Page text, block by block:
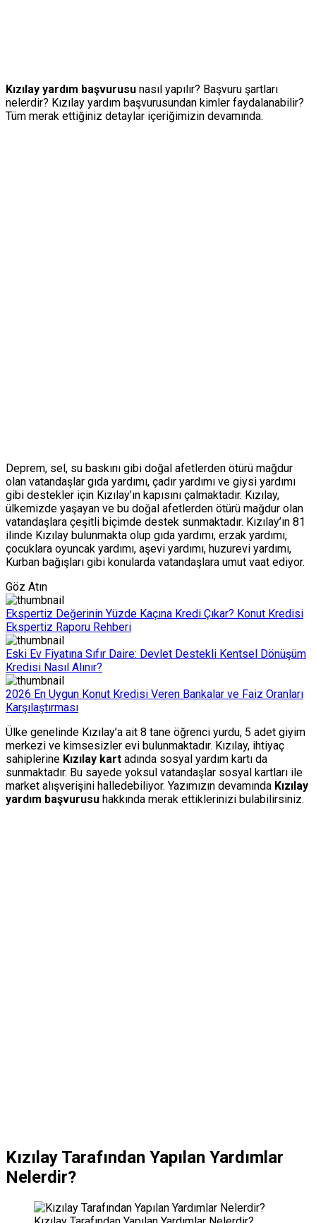
Kızılay yardım başvurusu nasıl yapılır? Başvuru şartları
nelerdir? Kızılay yardım başvurusundan kimler faydalanabilir?
Tüm merak ettiğiniz detaylar içeriğimizin devamında.
Deprem, sel, su baskını gibi doğal afetlerden ötürü mağdur
olan vatandaşlar gıda yardımı, çadır yardımı ve giysi yardımı
gibi destekler için Kızılay’ın kapısını çalmaktadır. Kızılay,
ülkemizde yaşayan ve bu doğal afetlerden ötürü mağdur olan
vatandaşlara çeşitli biçimde destek sunmaktadır. Kızılay’ın 81
ilinde Kızılay bulunmakta olup gıda yardımı, erzak yardımı,
çocuklara oyuncak yardımı, aşevi yardımı, huzurevi yardımı,
Kurban bağışları gibi konularda vatandaşlara umut vaat ediyor.
Göz Atın
Ekspertiz Değerinin Yüzde Kaçına Kredi Çıkar? Konut Kredisi
Ekspertiz Raporu Rehberi
Eski Ev Fiyatına Sıfır Daire: Devlet Destekli Kentsel Dönüşüm
Kredisi Nasıl Alınır?
2026 En Uygun Konut Kredisi Veren Bankalar ve Faiz Oranları
Karşılaştırması
Ülke genelinde Kızılay’a ait 8 tane öğrenci yurdu, 5 adet giyim
merkezi ve kimsesizler evi bulunmaktadır. Kızılay, ihtiyaç
sahiplerine Kızılay kart adında sosyal yardım kartı da
sunmaktadır. Bu sayede yoksul vatandaşlar sosyal kartları ile
market alışverişini halledebiliyor. Yazımızın devamında Kızılay
yardım başvurusu hakkında merak ettiklerinizi bulabilirsiniz.
Kızılay Tarafından Yapılan Yardımlar
Nelerdir?